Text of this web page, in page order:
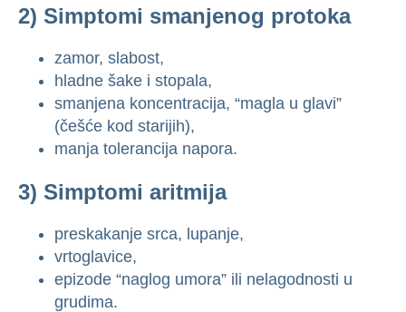
2) Simptomi smanjenog protoka
zamor, slabost,
hladne šake i stopala,
smanjena koncentracija, “magla u glavi”
(češće kod starijih),
manja tolerancija napora.
3) Simptomi aritmija
preskakanje srca, lupanje,
vrtoglavice,
epizode “naglog umora” ili nelagodnosti u
grudima.